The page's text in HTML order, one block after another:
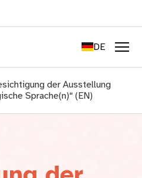
DE
LU
der Ausstellung
Sprache(n)“ (EN)